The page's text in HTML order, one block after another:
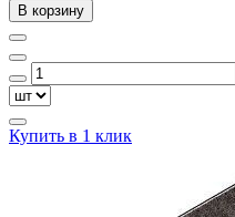
В корзину
Купить в 1 клик